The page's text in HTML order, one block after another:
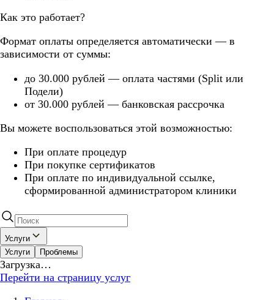
Как это работает?
Формат оплаты определяется автоматически — в
зависимости от суммы:
до 30.000 рублей — оплата частями (Split или
Подели)
от 30.000 рублей — банковская рассрочка
Вы можете воспользоваться этой возможностью:
При оплате процедур
При покупке сертификатов
При оплате по индивидуальной ссылке,
сформированной администратором клиники
Услуги
Услуги
Проблемы
Загрузка…
Перейти на страницу услуг